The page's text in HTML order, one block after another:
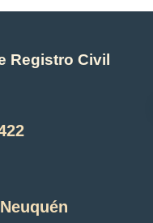
Registro Civil